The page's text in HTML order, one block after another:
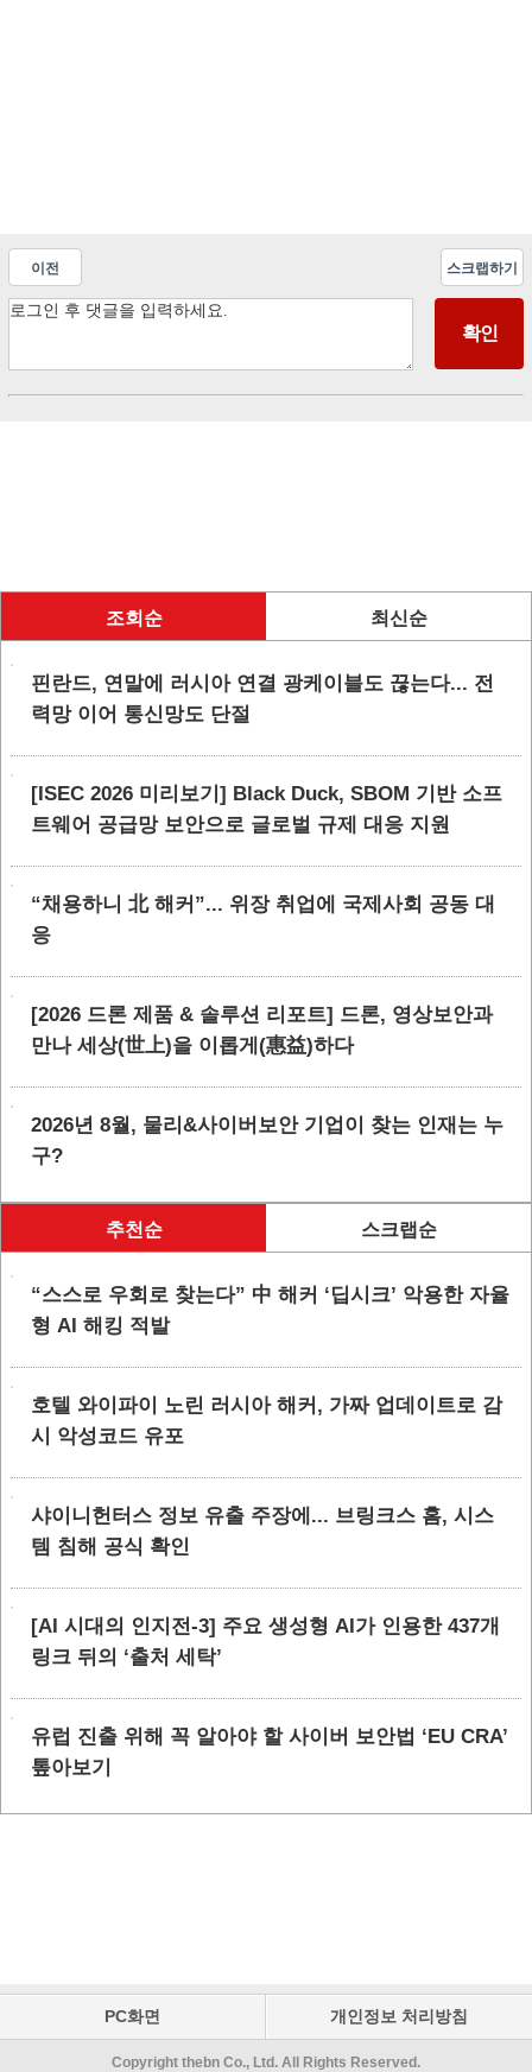
이전 스크랩하기
조회순 최신순
핀란드, 연말에 러시아 연결 광케이블도 끊는다... 전
력망 이어 통신망도 단절
[ISEC 2026 미리보기] Black Duck, SBOM 기반 소프
트웨어 공급망 보안으로 글로벌 규제 대응 지원
“채용하니 北 해커”... 위장 취업에 국제사회 공동 대
응
[2026 드론 제품 & 솔루션 리포트] 드론, 영상보안과
만나 세상(世上)을 이롭게(惠益)하다
2026년 8월, 물리&사이버보안 기업이 찾는 인재는 누
구?
추천순 스크랩순
“스스로 우회로 찾는다” 中 해커 ‘딥시크’ 악용한 자율
형 AI 해킹 적발
호텔 와이파이 노린 러시아 해커, 가짜 업데이트로 감
시 악성코드 유포
샤이니헌터스 정보 유출 주장에... 브링크스 홈, 시스
템 침해 공식 확인
[AI 시대의 인지전-3] 주요 생성형 AI가 인용한 437개
링크 뒤의 ‘출처 세탁’
유럽 진출 위해 꼭 알아야 할 사이버 보안법 ‘EU CRA’
톺아보기
PC화면 개인정보 처리방침
Copyright thebn Co., Ltd. All Rights Reserved.